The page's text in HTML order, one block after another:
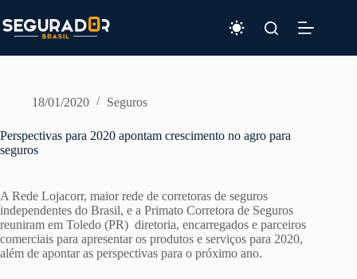
para
o
18/01/2020 Seguros
Perspectivas para 2020 apontam crescimento no agro para
seguros
A Rede Lojacorr, maior rede de corretoras de seguros
independentes do Brasil, e a Primato Corretora de Seguros
reuniram em Toledo (PR) diretoria, encarregados e parceiros
comerciais para apresentar os produtos e serviços para 2020,
além de apontar as perspectivas para o próximo ano.